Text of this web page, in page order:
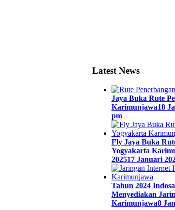
Latest News
Jaya Buka Rute
Karimunjawa18
pm
Fly Jaya Buka
Yogyakarta
202517 Januari
Tahun 2024
Menyediakan
Karimunjawa8